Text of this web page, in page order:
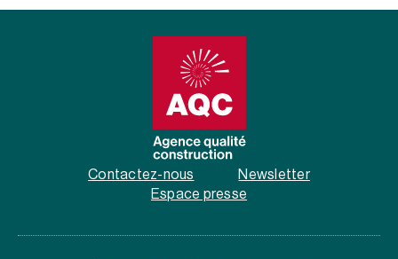
Contactez-nous
Newsletter
Espace presse